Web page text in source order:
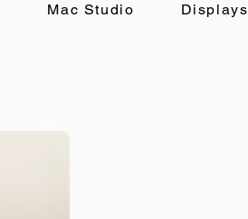
Mac Studio Displays